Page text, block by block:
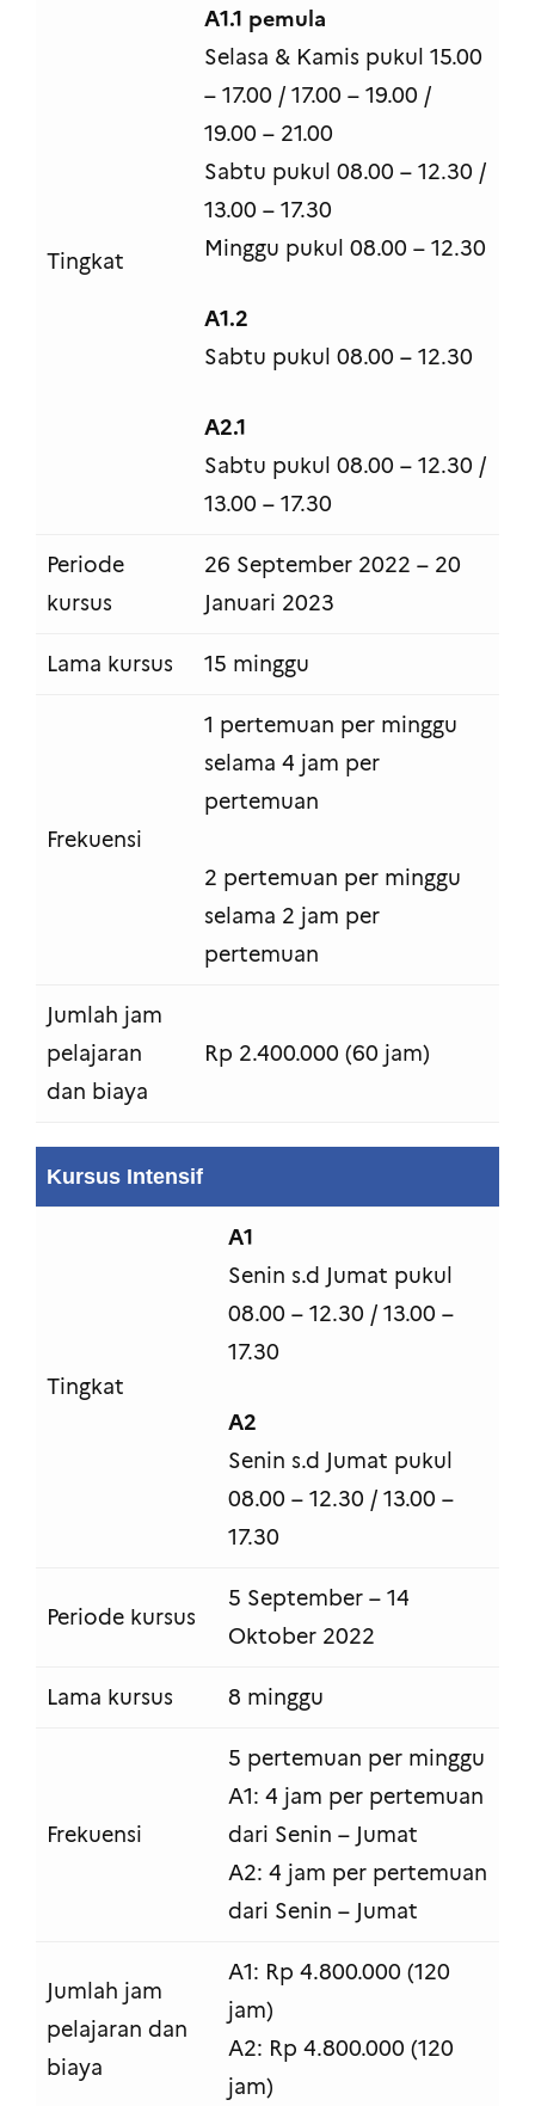
Tingkat
A1.1 pemula
Selasa & Kamis pukul 15.00
– 17.00 / 17.00 – 19.00 /
19.00 – 21.00
Sabtu pukul 08.00 – 12.30 /
13.00 – 17.30
Minggu pukul 08.00 – 12.30
A1.2
Sabtu pukul 08.00 – 12.30
A2.1
Sabtu pukul 08.00 – 12.30 /
13.00 – 17.30
Periode
kursus
26 September 2022 – 20
Januari 2023
Lama kursus 15 minggu
Frekuensi
1 pertemuan per minggu
selama 4 jam per
pertemuan
2 pertemuan per minggu
selama 2 jam per
pertemuan
Jumlah jam
pelajaran
dan biaya
Rp 2.400.000 (60 jam)
Kursus Intensif
Tingkat
A1
Senin s.d Jumat pukul
08.00 – 12.30 / 13.00 –
17.30
A2
Senin s.d Jumat pukul
08.00 – 12.30 / 13.00 –
17.30
Periode kursus
5 September – 14
Oktober 2022
Lama kursus 8 minggu
Frekuensi
5 pertemuan per minggu
A1: 4 jam per pertemuan
dari Senin – Jumat
A2: 4 jam per pertemuan
dari Senin – Jumat
Jumlah jam
pelajaran dan
biaya
A1: Rp 4.800.000 (120
jam)
A2: Rp 4.800.000 (120
jam)